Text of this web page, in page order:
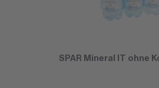
SPAR Mineral IT ohne